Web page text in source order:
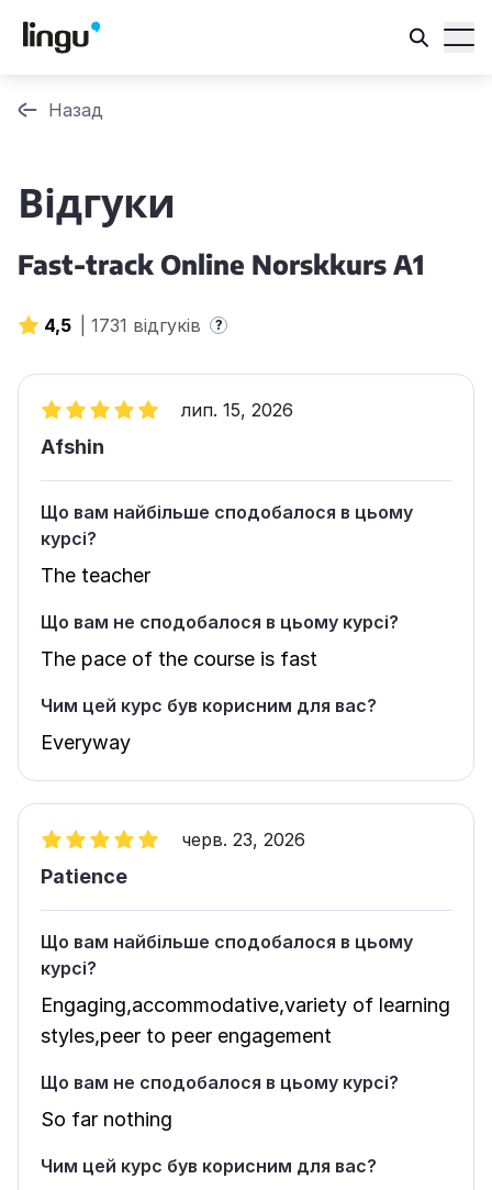
Назад
Відгуки
Fast-track Online Norskkurs A1
4,5 1731 відгуків ?
лип. 15, 2026
Afshin
Що вам найбільше сподобалося в цьому
курсі?
The teacher
Що вам не сподобалося в цьому курсі?
The pace of the course is fast
Чим цей курс був корисним для вас?
Everyway
черв. 23, 2026
Patience
Що вам найбільше сподобалося в цьому
курсі?
Engaging,accommodative,variety of learning
styles,peer to peer engagement
Що вам не сподобалося в цьому курсі?
So far nothing
Чим цей курс був корисним для вас?